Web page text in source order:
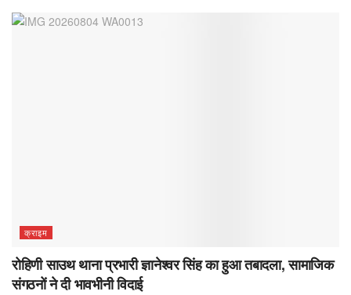
क्राइम
रोहिणी साउथ थाना प्रभारी ज्ञानेश्वर सिंह का हुआ तबादला, सामाजिक
संगठनों ने दी भावभीनी विदाई